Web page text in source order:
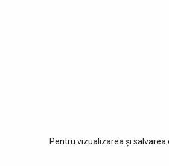
Pentru vizualizarea și salvarea